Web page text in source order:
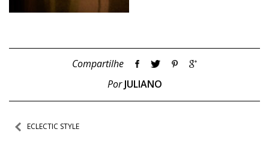
Compartilhe
PorJULIANO
Navegação
ECLECTIC STYLE